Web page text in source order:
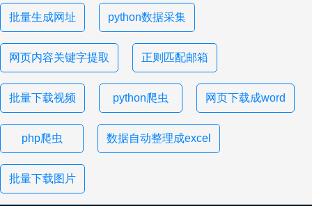
批量生成网址 python数据采集
网页内容关键字提取 正则匹配邮箱
批量下载视频 python爬虫 网页下载成word
php爬虫 数据自动整理成excel
批量下载图片